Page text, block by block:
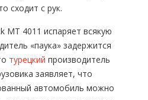
сходит с рук.
MT 4011 испаряет всякую
«паука» задержится
турецкий производитель
заявляет, что
автомобиль можно